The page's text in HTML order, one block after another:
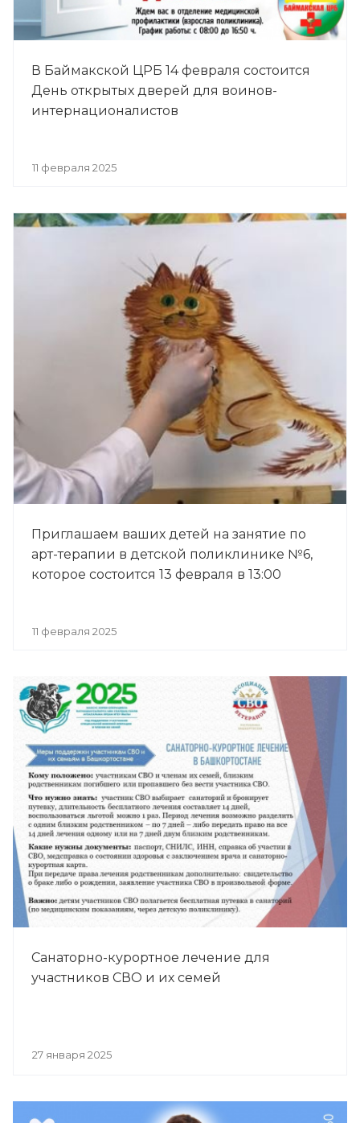
В Баймакской ЦРБ 14 февраля состоится
День открытых дверей для воинов-
интернационалистов
11 февраля 2025
Приглашаем ваших детей на занятие по
арт-терапии в детской поликлинике №6,
которое состоится 13 февраля в 13:00
11 февраля 2025
Санаторно-курортное лечение для
участников СВО и их семей
27 января 2025